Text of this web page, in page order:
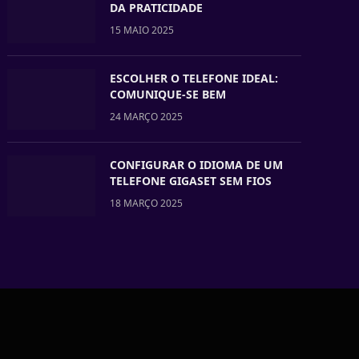
DA PRATICIDADE
15 MAIO 2025
ESCOLHER O TELEFONE IDEAL:
COMUNIQUE-SE BEM
24 MARÇO 2025
CONFIGURAR O IDIOMA DE UM
TELEFONE GIGASET SEM FIOS
18 MARÇO 2025